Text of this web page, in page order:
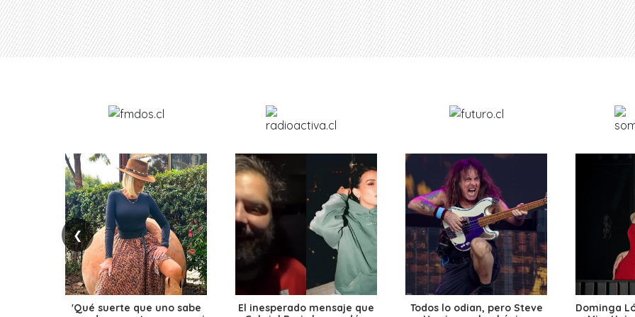
❮
'Qué suerte que uno sabe
El inesperado mensaje que
Todos lo odian, pero Steve
Dominga